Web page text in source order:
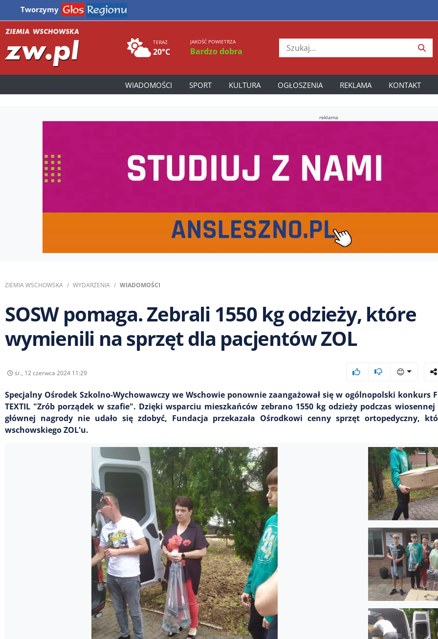
Tworzymy
TERAZ
20°C
JAKOŚĆ POWIETRZA
Bardzo dobra
WIADOMOŚCI SPORT KULTURA OGŁOSZENIA REKLAMA KONTAKT
reklama
ZIEMIA WSCHOWSKA WYDARZENIA WIADOMOŚCI
SOSW pomaga. Zebrali 1550 kg odzieży, które
wymienili na sprzęt dla pacjentów ZOL
śr., 12 czerwca 2024 11:29 😊
Specjalny Ośrodek Szkolno-Wychowawczy we Wschowie ponownie zaangażował się w ogólnopolski konkurs
TEXTIL "Zrób porządek w szafie". Dzięki wsparciu mieszkańców zebrano 1550 kg odzieży podczas wiosennej
głównej nagrody nie udało się zdobyć, Fundacja przekazała Ośrodkowi cenny sprzęt ortopedyczny,
wschowskiego ZOL'u.